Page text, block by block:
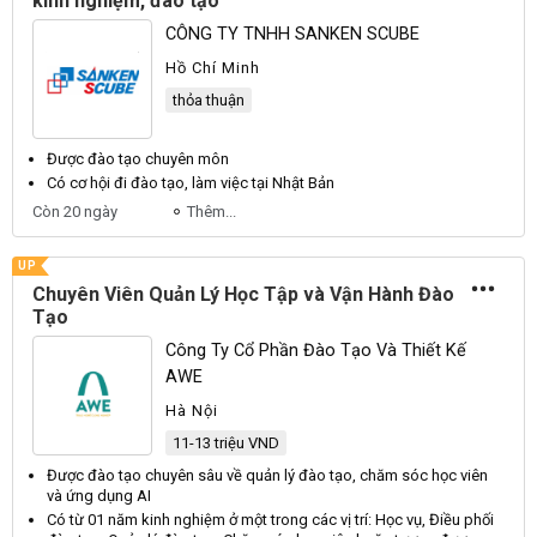
CÔNG TY TNHH SANKEN SCUBE
Hồ Chí Minh
thỏa thuận
Được đào tạo chuyên môn
Có cơ hội đi đào tạo, làm việc tại Nhật Bản
Còn 20 ngày
Thêm...
UP
Chuyên Viên Quản Lý Học Tập và Vận Hành Đào
Tạo
Công Ty Cổ Phần Đào Tạo Và Thiết Kế
AWE
Hà Nội
11-13 triệu VND
Được đào tạo chuyên sâu về quản lý đào tạo, chăm sóc học viên
và ứng dụng AI
Có từ 01 năm kinh nghiệm ở một trong các vị trí: Học vụ, Điều phối